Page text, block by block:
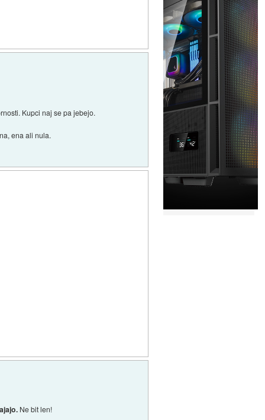
Kupci naj se pa jebejo.
ena ali nula.
Ne bit len!